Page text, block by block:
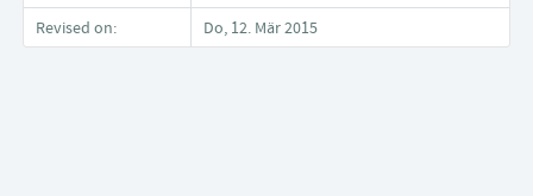
Revised on:
Do, 12. Mär 2015